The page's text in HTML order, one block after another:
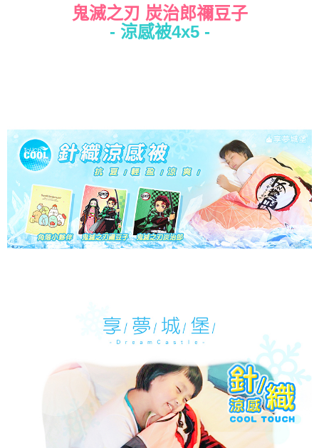
7-11★依產品說明
每筆NT$60，滿NT$699(含以上)免運費
鬼滅之刃 炭治郎禰豆子
- 涼感被4x5 -